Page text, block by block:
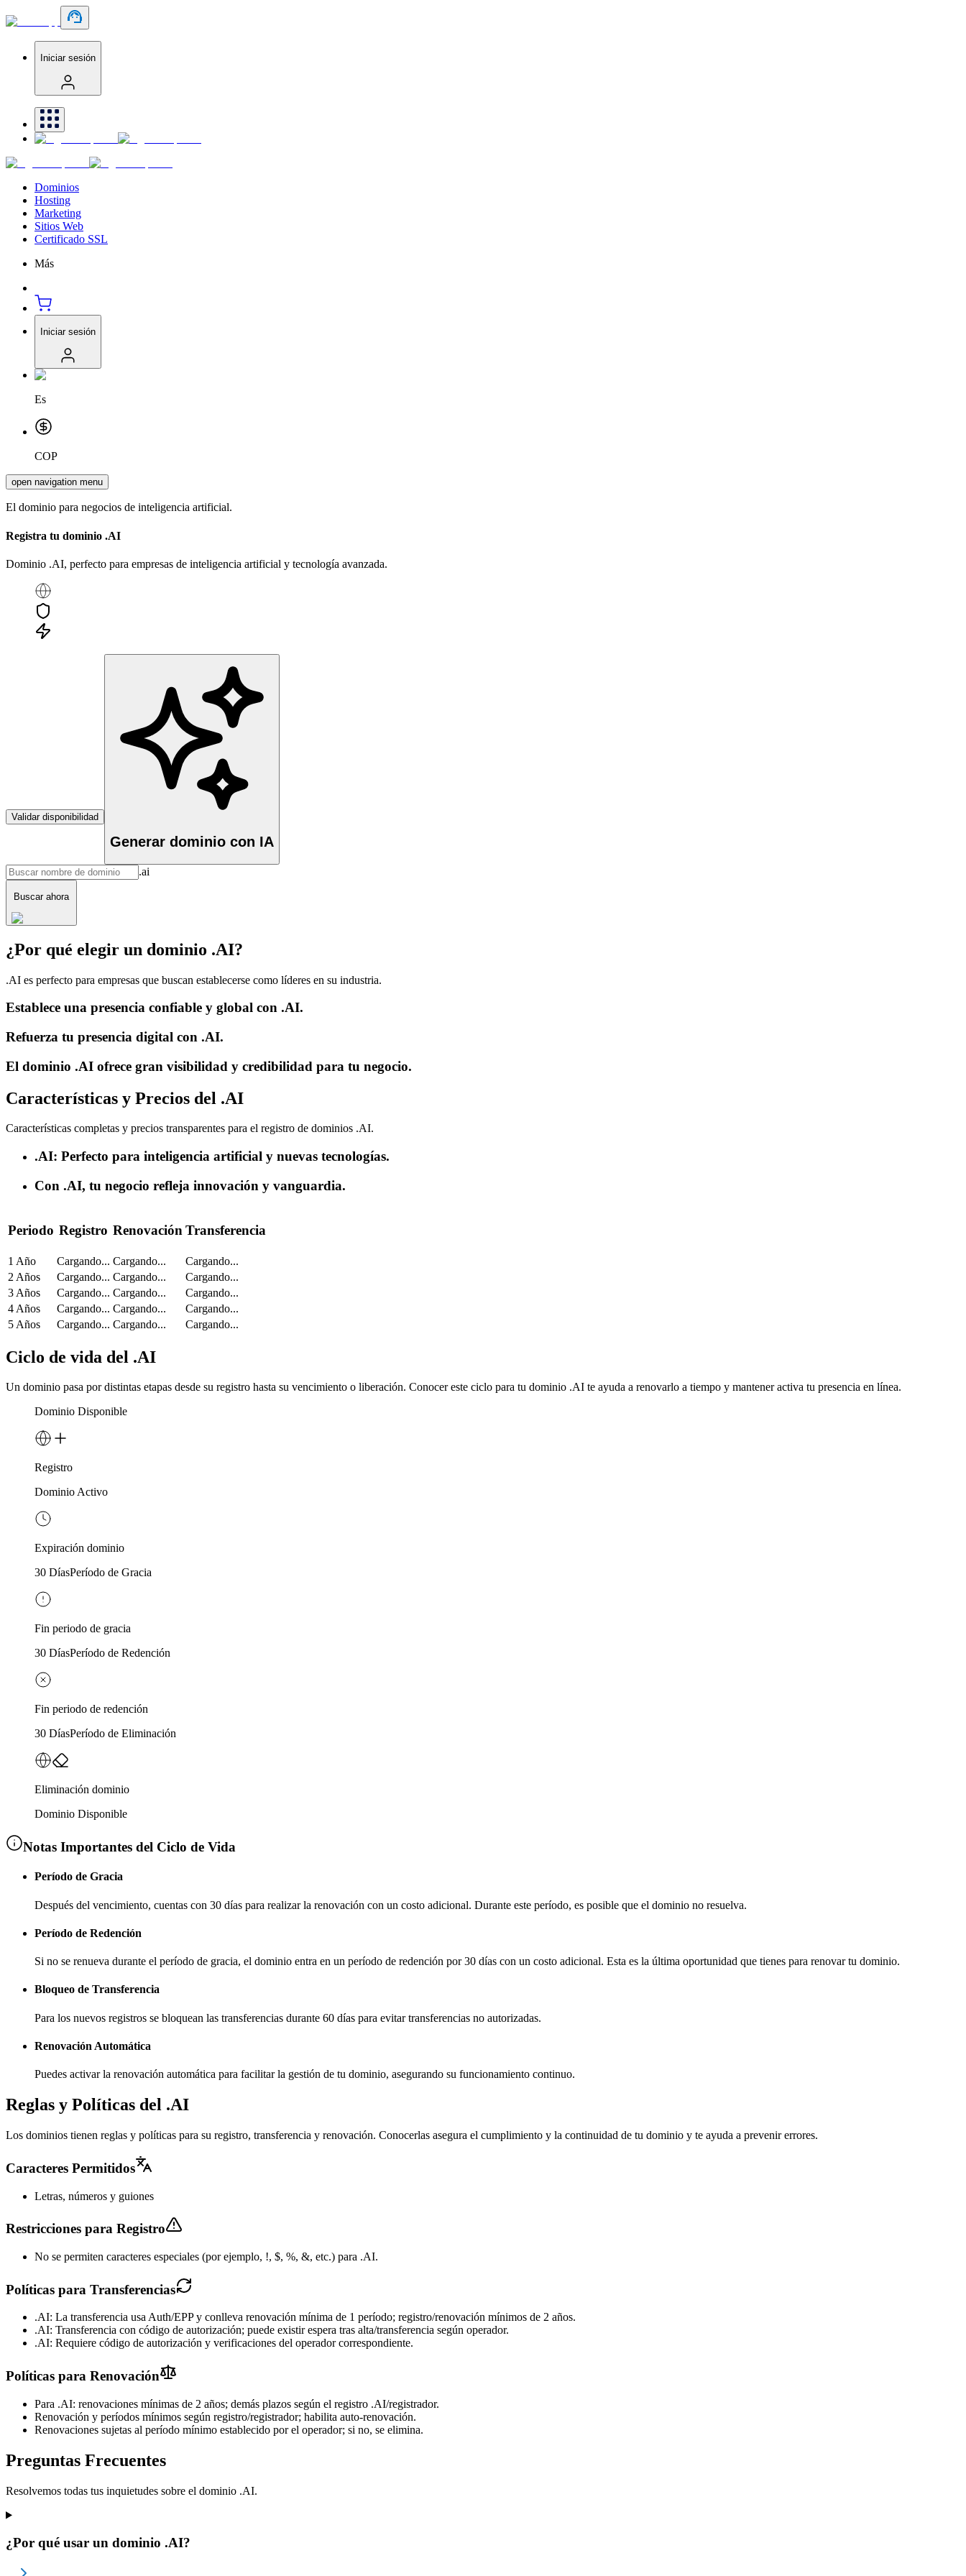
Iniciar sesión
Dominios
Hosting
Marketing
Sitios Web
Certificado SSL
Más
Iniciar sesión
Es
COP
open navigation menu
El dominio para negocios de inteligencia artificial.
Registra tu dominio .AI
Dominio .AI, perfecto para empresas de inteligencia artificial y tecnología avanzada.
Validar disponibilidad
Generar dominio con IA
.ai
Buscar ahora
¿Por qué elegir un dominio .AI?
.AI es perfecto para empresas que buscan establecerse como líderes en su industria.
Establece una presencia confiable y global con .AI.
Refuerza tu presencia digital con .AI.
El dominio .AI ofrece gran visibilidad y credibilidad para tu negocio.
Características y Precios del .AI
Características completas y precios transparentes para el registro de dominios .AI.
.AI: Perfecto para inteligencia artificial y nuevas tecnologías.
Con .AI, tu negocio refleja innovación y vanguardia.
Periodo Registro RenovaciónTransferencia
1 Año Cargando... Cargando...
Cargando...
2 Años
Cargando... Cargando...
Cargando...
3 Años
Cargando... Cargando...
Cargando...
4 Años
Cargando... Cargando...
Cargando...
5 Años
Cargando... Cargando... Cargando...
Ciclo de vida del .AI
Un dominio pasa por distintas etapas desde su registro hasta su vencimiento o liberación. Conocer este ciclo para tu dominio .AI te ayuda a renovarlo a tiempo y mantener activa tu presencia en línea.
Dominio Disponible
Registro
Dominio Activo
Expiración dominio
30 DíasPeríodo de Gracia
Fin periodo de gracia
30 DíasPeríodo de Redención
Fin periodo de redención
30 DíasPeríodo de Eliminación
Eliminación dominio
Dominio Disponible
Notas Importantes del Ciclo de Vida
Período de Gracia
Después del vencimiento, cuentas con 30 días para realizar la renovación con un costo adicional. Durante este período, es posible que el dominio no resuelva.
Período de Redención
Si no se renueva durante el período de gracia, el dominio entra en un período de redención por 30 días con un costo adicional. Esta es la última oportunidad que tienes para renovar tu dominio.
Bloqueo de Transferencia
Para los nuevos registros se bloquean las transferencias durante 60 días para evitar transferencias no autorizadas.
Renovación Automática
Puedes activar la renovación automática para facilitar la gestión de tu dominio, asegurando su funcionamiento continuo.
Reglas y Políticas del .AI
Los dominios tienen reglas y políticas para su registro, transferencia y renovación. Conocerlas asegura el cumplimiento y la continuidad de tu dominio y te ayuda a prevenir errores.
Caracteres Permitidos
Letras, números y guiones
Restricciones para Registro
No se permiten caracteres especiales (por ejemplo, !, $, %, &, etc.) para .AI.
Políticas para Transferencias
.AI: La transferencia usa Auth/EPP y conlleva renovación mínima de 1 período; registro/renovación mínimos de 2 años.
.AI: Transferencia con código de autorización; puede existir espera tras alta/transferencia según operador.
.AI: Requiere código de autorización y verificaciones del operador correspondiente.
Políticas para Renovación
Para .AI: renovaciones mínimas de 2 años; demás plazos según el registro .AI/registrador.
Renovación y períodos mínimos según registro/registrador; habilita auto-renovación.
Renovaciones sujetas al período mínimo establecido por el operador; si no, se elimina.
Preguntas Frecuentes
Resolvemos todas tus inquietudes sobre el dominio .AI.
¿Por qué usar un dominio .AI?